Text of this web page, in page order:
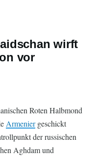
wirft
vor
Roten Halbmond
Armeniergeschickt
der russischen
Aghdam und